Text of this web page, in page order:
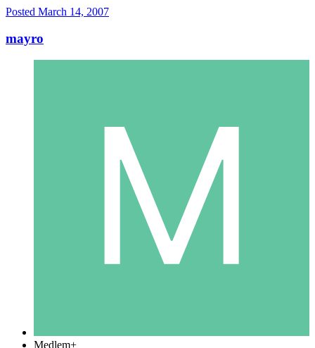
Posted March 14, 2007
mayro
Medlem+